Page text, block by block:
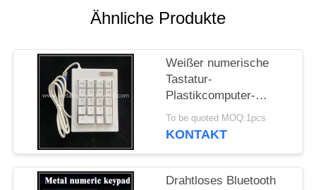
PRIVACY
POLICY
Ähnliche Produkte
Weißer numerische
Tastatur-
Plastikcomputer-
Zifferntasten des
Bankschalter-1.5m
To be quoted MOQ:1pcs
KONTAKT
Drahtloses Bluetooth